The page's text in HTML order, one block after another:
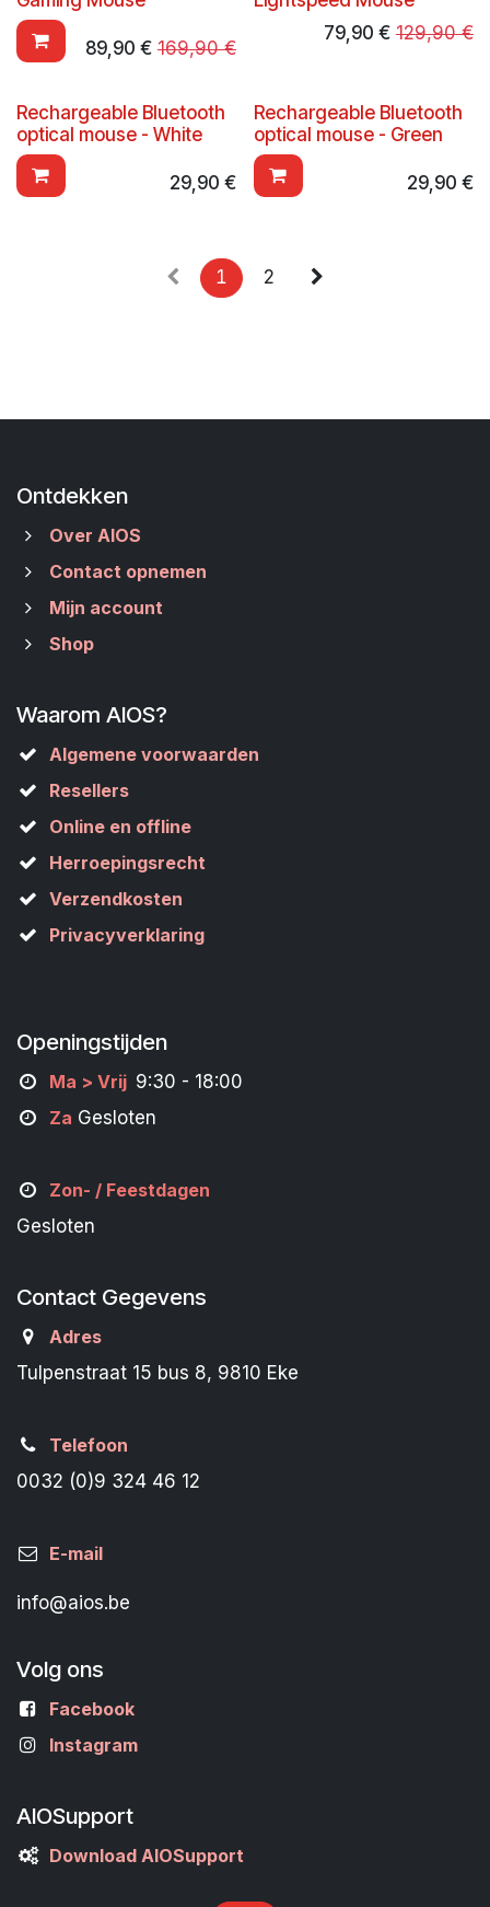
89,90 € 169,90€
79,90 € 129,90€
Rechargeable Bluetooth
optical mouse - White
29,90 €
Rechargeable Bluetooth
optical mouse - Green
29,90 €
1 2
Ontdekken
Over AIOS
Contact opnemen
Mijn account
Shop
Waarom AIOS?
Algemene voorwaarden
Resellers
Online en offline
Herroepingsrecht
Verzendkosten
Privacyverklaring
Openingstijden
Ma > Vrij 9:30 - 18:00
Za Gesloten
Zon- / Feestdagen
Gesloten
Contact Gegevens
Adres
Tulpenstraat 15 bus 8, 9810 Eke
Telefoon
0032 (0)9 324 46 12
E-mail
info@aios.be
Volg ons
Facebook
Instagram
AIOSupport
Download AIOSupport